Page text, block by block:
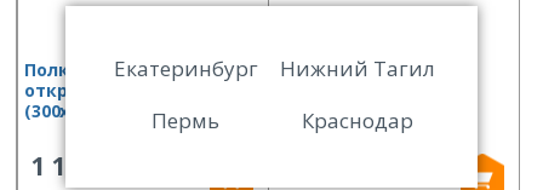
Полка консольная
открытая Финист ПКо
(300х300х300)
1 118
Полка консольная
(1500х300х300)
Екатеринбург
Нижний Тагил
Пермь
Краснодар